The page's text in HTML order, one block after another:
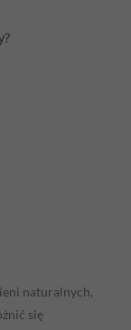
naturalnych,
się